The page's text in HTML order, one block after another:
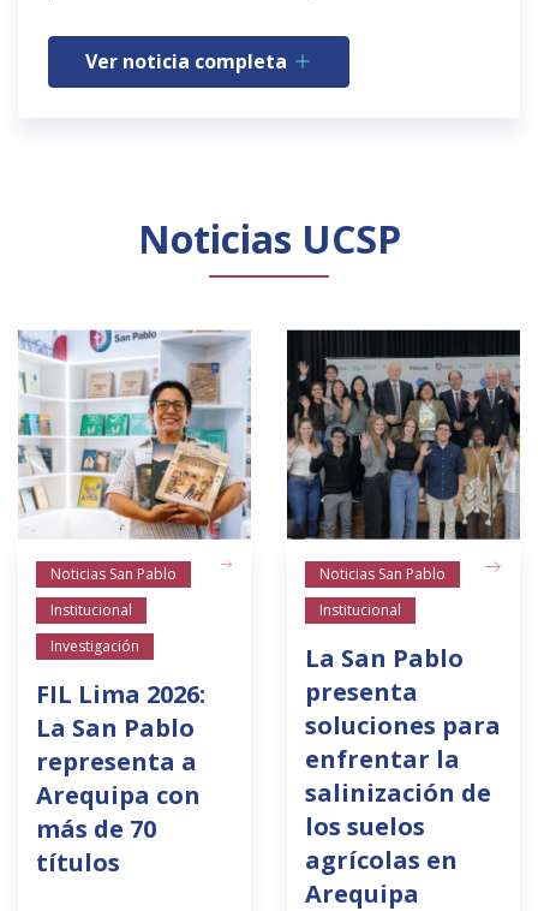
Ver noticia completa
Noticias UCSP
Noticias San Pablo
Institucional
Investigación
FIL Lima 2026:
La San Pablo
representa a
Arequipa con
más de 70
títulos
Noticias San Pablo
Institucional
La San Pablo
presenta
soluciones para
enfrentar la
salinización de
los suelos
agrícolas en
Arequipa